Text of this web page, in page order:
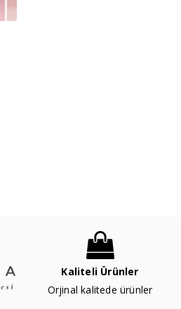
Kaliteli Ürünler
Orjinal kalitede ürünler